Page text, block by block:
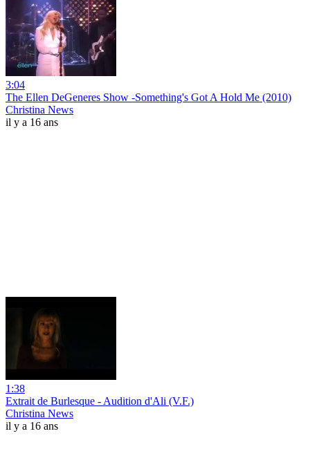
3:04
The Ellen DeGeneres Show -Something's Got A Hold Me (2010)
Christina News
il y a 16 ans
1:38
Extrait de Burlesque - Audition d'Ali (V.F.)
Christina News
il y a 16 ans